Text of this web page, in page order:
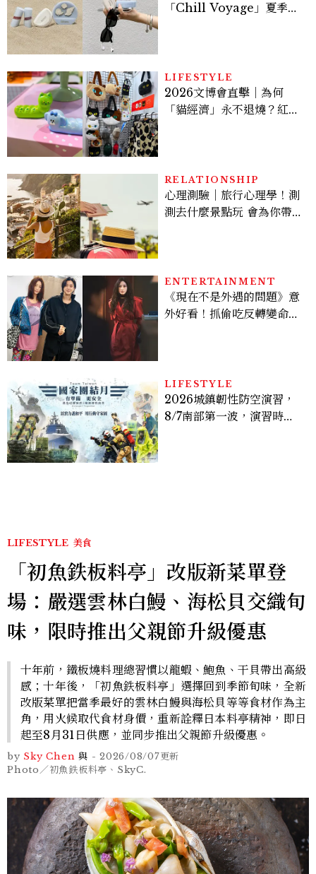
「Chill Voyage」夏季限
LIFESTYLE
2026文博會直擊｜為何
「貓經濟」永不退燒？紅到
RELATIONSHIP
心理測驗｜旅行心理學！測
測去什麼景點玩 會為你帶來
ENTERTAINMENT
《現在不是外遇的問題》意
外好看！抓偷吃反轉變命
看點懶人包
LIFESTYLE
2026城鎮韌性防空演習，
8/7南部第一波，演習時
LIFESTYLE 美食
「初魚鉄板料亭」改版新菜單登
場：嚴選雲林白鰻、海松貝交織旬
味，限時推出父親節升級優惠
十年前，鐵板燒料理總習慣以龍蝦、鮑魚、干貝帶出高級
感；十年後，「初魚鉄板料亭」選擇回到季節旬味，全新
改版菜單把當季最好的雲林白鰻與海松貝等等食材作為主
角，用火候取代食材身價，重新詮釋日本料亭精神，即日
起至8月31日供應，並同步推出父親節升級優惠。
by Sky Chen 與 - 2026/08/07更新
Photo／初魚鉄板料亭、SkyC.